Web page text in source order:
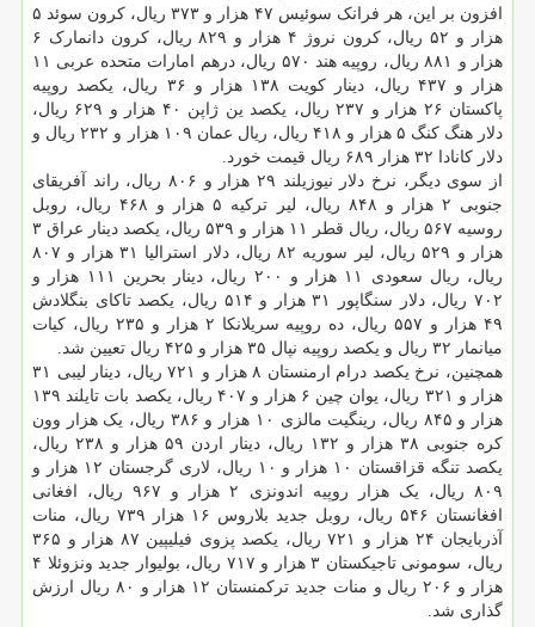
افزون بر این، هر فرانک سوئیس ۴۷ هزار و ۳۷۳ ریال، کرون سوئد ۵
هزار و ۵۲ ریال، کرون نروژ ۴ هزار و ۸۲۹ ریال، کرون دانمارک ۶
هزار و ۸۸۱ ریال، روپیه هند ۵۷۰ ریال، درهم امارات متحده عربی ۱۱
هزار و ۴۳۷ ریال، دینار کویت ۱۳۸ هزار و ۳۶ ریال، یکصد روپیه
پاکستان ۲۶ هزار و ۲۳۷ ریال، یکصد ین ژاپن ۴۰ هزار و ۶۲۹ ریال،
دلار هنگ کنگ ۵ هزار و ۴۱۸ ریال، ریال عمان ۱۰۹ هزار و ۲۳۲ ریال و
دلار کانادا ۳۲ هزار ۶۸۹ ریال قیمت خورد.
از سوی دیگر، نرخ دلار نیوزیلند ۲۹ هزار و ۸۰۶ ریال، راند آفریقای
جنوبی ۲ هزار و ۸۴۸ ریال، لیر ترکیه ۵ هزار و ۴۶۸ ریال، روبل
روسیه ۵۶۷ ریال، ریال قطر ۱۱ هزار و ۵۳۹ ریال، یکصد دینار عراق ۳
هزار و ۵۲۹ ریال، لیر سوریه ۸۲ ریال، دلار استرالیا ۳۱ هزار و ۸۰۷
ریال، ریال سعودی ۱۱ هزار و ۲۰۰ ریال، دینار بحرین ۱۱۱ هزار و
۷۰۲ ریال، دلار سنگاپور ۳۱ هزار و ۵۱۴ ریال، یکصد تاکای بنگلادش
۴۹ هزار و ۵۵۷ ریال، ده روپیه سریلانکا ۲ هزار و ۲۳۵ ریال، کیات
میانمار ۳۲ ریال و یکصد روپیه نپال ۳۵ هزار و ۴۲۵ ریال تعیین شد.
همچنین، نرخ یکصد درام ارمنستان ۸ هزار و ۷۲۱ ریال، دینار لیبی ۳۱
هزار و ۳۲۱ ریال، یوان چین ۶ هزار و ۴۰۷ ریال، یکصد بات تایلند ۱۳۹
هزار و ۸۴۵ ریال، رینگیت مالزی ۱۰ هزار و ۳۸۶ ریال، یک هزار وون
کره جنوبی ۳۸ هزار و ۱۳۲ ریال، دینار اردن ۵۹ هزار و ۲۳۸ ریال،
یکصد تنگه قزاقستان ۱۰ هزار و ۱۰ ریال، لاری گرجستان ۱۲ هزار و
۸۰۹ ریال، یک هزار روپیه اندونزی ۲ هزار و ۹۶۷ ریال، افغانی
افغانستان ۵۴۶ ریال، روبل جدید بلاروس ۱۶ هزار ۷۳۹ ریال، منات
آذربایجان ۲۴ هزار و ۷۲۱ ریال، یکصد پزوی فیلیپین ۸۷ هزار و ۳۶۵
ریال، سومونی تاجیکستان ۳ هزار و ۷۱۷ ریال، بولیوار جدید ونزوئلا ۴
هزار و ۲۰۶ ریال و منات جدید ترکمنستان ۱۲ هزار و ۸۰ ریال ارزش
گذاری شد.